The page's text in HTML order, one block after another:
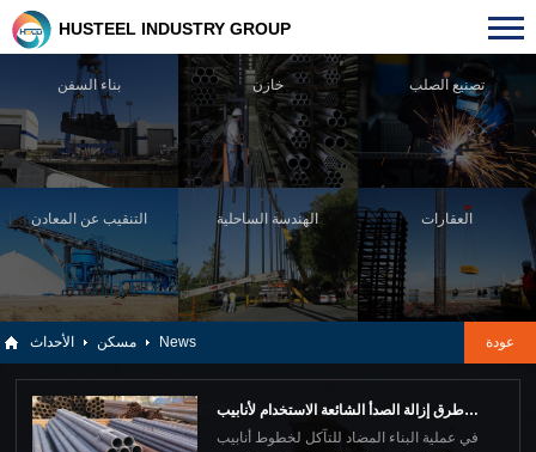
بناء السفن خازن تصنيع الصلب
التنقيب عن المعادن الهندسة الساحلية العقارات
HUSTEEL INDUSTRY GROUP
عودة مسكن الأحداث News
طرق إزالة الصدأ الشائعة الاستخدام لأنابيب
الصلب غير الملحومة
في عملية البناء المضاد للتآكل لخطوط أنابيب